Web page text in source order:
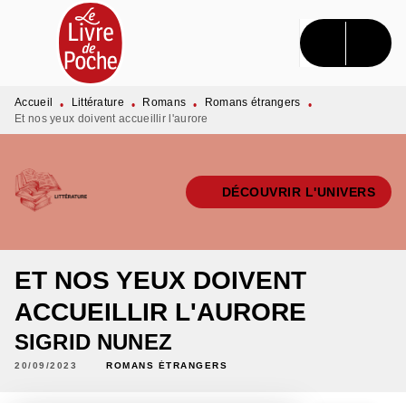
MENU RECHERCHE CONTENU
PIED DE PAGE
Accueil • Littérature • Romans • Romans étrangers
•
Et nos yeux doivent accueillir l'aurore
DÉCOUVRIR L'UNIVERS
ET NOS YEUX DOIVENT
ACCUEILLIR L'AURORE
SIGRID NUNEZ
20/09/2023 ROMANS ÉTRANGERS